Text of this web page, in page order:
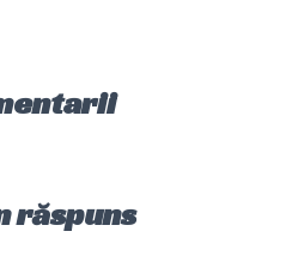
răspuns